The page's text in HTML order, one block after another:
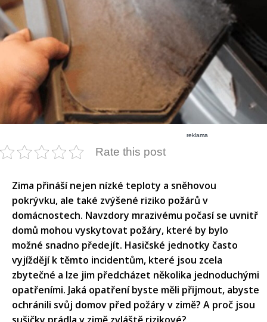
reklama
Rate this post
Zima přináší nejen nízké teploty a sněhovou
pokrývku, ale také zvýšené riziko požárů v
domácnostech. Navzdory mrazivému počasí se uvnitř
domů mohou vyskytovat požáry, které by bylo
možné snadno předejít. Hasičské jednotky často
vyjíždějí k těmto incidentům, které jsou zcela
zbytečné a lze jim předcházet několika jednoduchými
opatřeními. Jaká opatření byste měli přijmout, abyste
ochránili svůj domov před požáry v zimě? A proč jsou